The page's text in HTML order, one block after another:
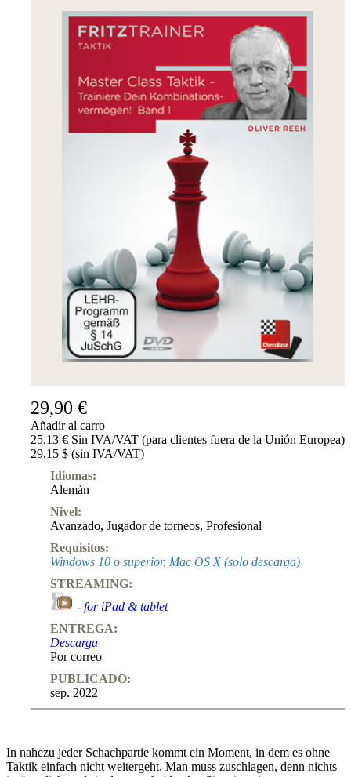
29,90 €
Añadir al carro
25,13 € Sin IVA/VAT (para clientes fuera de la Unión Europea)
29,15 $ (sin IVA/VAT)
Idiomas:
Alemán
Nivel:
Avanzado, Jugador de torneos, Profesional
Requisitos:
Windows 10 o superior, Mac OS X (solo descarga)
STREAMING:
- for iPad & tablet
ENTREGA:
Descarga
Por correo
PUBLICADO:
sep. 2022
In nahezu jeder Schachpartie kommt ein Moment, in dem es ohne
Taktik einfach nicht weitergeht. Man muss zuschlagen, denn nichts